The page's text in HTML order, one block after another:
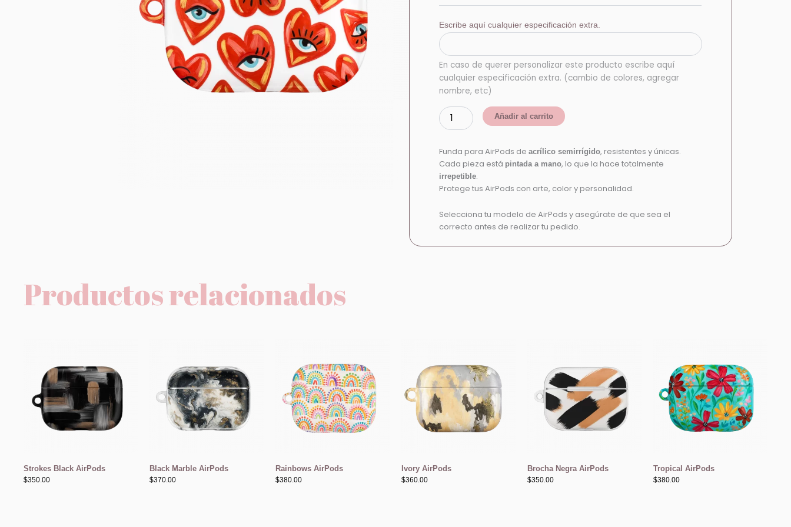
Escribe aquí cualquier especificación extra.
En caso de querer personalizar este producto escribe aquí
cualquier especificación extra. (cambio de colores, agregar
nombre, etc)
Añadir al carrito
Funda para AirPods deacrílico semirrígido, resistentes y únicas.
Cada pieza está pintada a mano, lo que la hace totalmente
irrepetible.
Protege tus AirPods con arte, color y personalidad.
Selecciona tu modelo de AirPods y asegúrate de que sea el
correcto antes de realizar tu pedido.
Productos relacionados
Strokes Black AirPods
$350.00
Black Marble AirPods
$370.00
Rainbows AirPods
$380.00
Ivory AirPods
$360.00
Brocha Negra AirPods
$350.00
Tropical AirPods
$380.00